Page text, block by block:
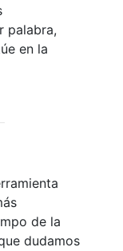
palabra,
en la
de la
dudamos